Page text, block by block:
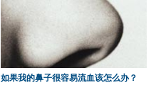
如果我的鼻子很容易流血该怎么办？